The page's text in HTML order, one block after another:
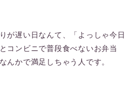
が遅い日なんて、「よっしゃ今日
コンビニで普段食べないお弁当
んかで満足しちゃう人です。